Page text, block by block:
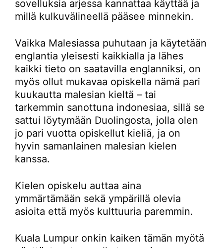
sovelluksia arjessa kannattaa käyttää ja
millä kulkuvälineellä pääsee minnekin.
Vaikka Malesiassa puhutaan ja käytetään
englantia yleisesti kaikkialla ja lähes
kaikki tieto on saatavilla englanniksi, on
myös ollut mukavaa opiskella nämä pari
kuukautta malesian kieltä – tai
tarkemmin sanottuna indonesiaa, sillä se
sattui löytymään Duolingosta, jolla olen
jo pari vuotta opiskellut kieliä, ja on
hyvin samanlainen malesian kielen
kanssa.
Kielen opiskelu auttaa aina
ymmärtämään sekä ympärillä olevia
asioita että myös kulttuuria paremmin.
Kuala Lumpur onkin kaiken tämän myötä